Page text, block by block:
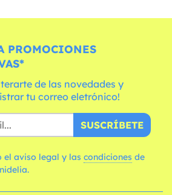
PROMOCIONES
de las novedades y
tu correo eletrónico!
SUSCRÍBETE
el aviso legal y las condiciones